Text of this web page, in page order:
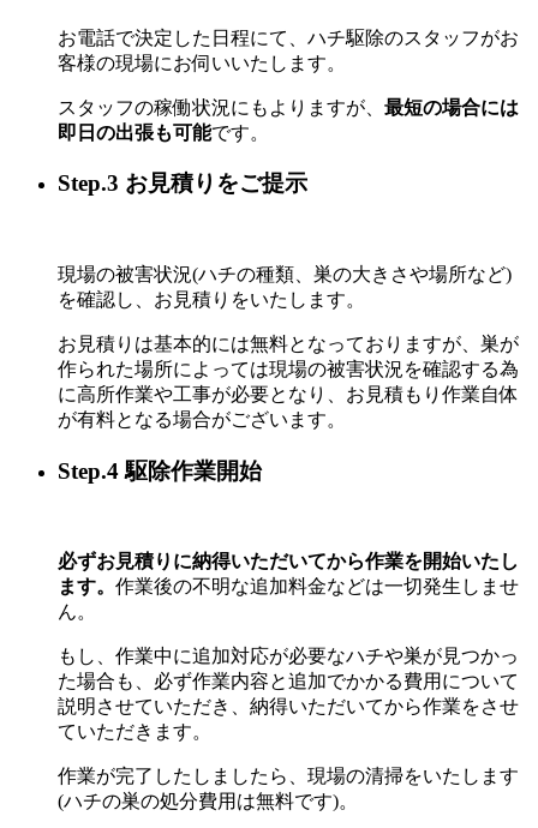
お電話で決定した日程にて、ハチ駆除のスタッフがお
客様の現場にお伺いいたします。
スタッフの稼働状況にもよりますが、 最短の場合には
即日の出張も可能です。
Step.3 お見積りをご提示
現場の被害状況(ハチの種類、巣の大きさや場所など)
を確認し、お見積りをいたします。
お見積りは基本的には無料となっておりますが、巣が
作られた場所によっては現場の被害状況を確認する為
に高所作業や工事が必要となり、お見積もり作業自体
が有料となる場合がございます。
Step.4 駆除作業開始
必ずお見積りに納得いただいてから作業を開始いたし
ます。 作業後の不明な追加料金などは一切発生しませ
ん。
もし、作業中に追加対応が必要なハチや巣が見つかっ
た場合も、必ず作業内容と追加でかかる費用について
説明させていただき、納得いただいてから作業をさせ
ていただきます。
作業が完了したしましたら、現場の清掃をいたします
(ハチの巣の処分費用は無料です)。